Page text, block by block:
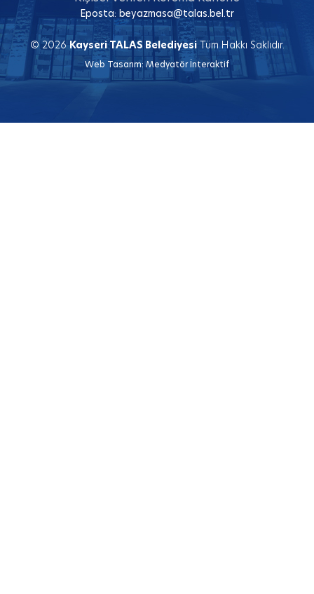
Eposta: beyazmasa@talas.bel.tr
© 2026Kayseri TALAS BelediyesiTüm Hakkı Saklıdır.
Web Tasarım:Medyatör İnteraktif